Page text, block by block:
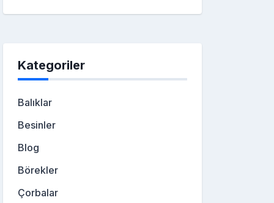
Kategoriler
Balıklar
Besinler
Blog
Börekler
Çorbalar